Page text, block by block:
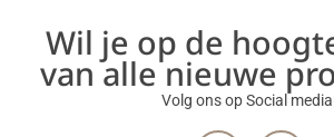
Wil je op de
van alle nieuwe
Volg ons op Social